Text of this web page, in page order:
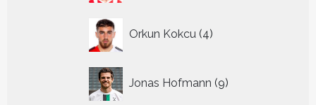
Orkun Kokcu 4
producten
Jonas Hofmann 9
producten